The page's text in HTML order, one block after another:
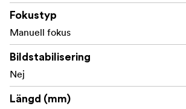
Fokustyp
Manuell fokus
Bildstabilisering
Nej
Längd (mm)